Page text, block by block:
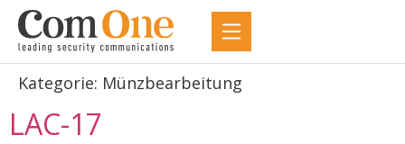
Kategorie: Münzbearbeitung
LAC-17